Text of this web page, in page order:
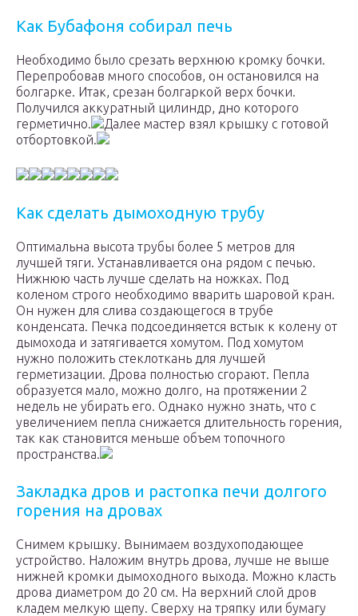
Как Бубафоня собирал печь
Необходимо было срезать верхнюю кромку бочки.
Перепробовав много способов, он остановился на
болгарке. Итак, срезан болгаркой верх бочки.
Получился аккуратный цилиндр, дно которого
герметично.
Далее мастер взял крышку с готовой
отбортовкой.
Как сделать дымоходную трубу
Оптимальна высота трубы более 5 метров для
лучшей тяги. Устанавливается она рядом с печью.
Нижнюю часть лучше сделать на ножках. Под
коленом строго необходимо вварить шаровой кран.
Он нужен для слива создающегося в трубе
конденсата. Печка подсоединяется встык к колену от
дымохода и затягивается хомутом. Под хомутом
нужно положить стеклоткань для лучшей
герметизации. Дрова полностью сгорают. Пепла
образуется мало, можно долго, на протяжении 2
недель не убирать его. Однако нужно знать, что с
увеличением пепла снижается длительность горения,
так как становится меньше объем топочного
пространства.
Закладка дров и растопка печи долгого
горения на дровах
Снимем крышку. Вынимаем воздухоподающее
устройство. Наложим внутрь дрова, лучше не выше
нижней кромки дымоходного выхода. Можно класть
дрова диаметром до 20 см. На верхний слой дров
кладем мелкую щепу. Сверху на тряпку или бумагу